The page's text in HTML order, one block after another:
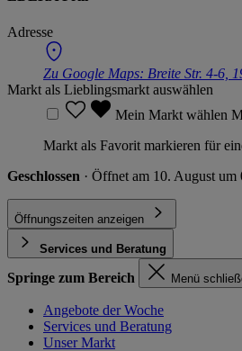
Adresse
Zu Google Maps: Breite Str. 4-6,
Markt als Lieblingsmarkt auswählen
Mein Markt wählen
Markt als Favorit markieren für
Geschlossen · Öffnet am 10. August
Öffnungszeiten anzeigen
Services und Beratung
Springe zum Bereich Menü
Angebote der Woche
Services und Beratung
Unser Markt